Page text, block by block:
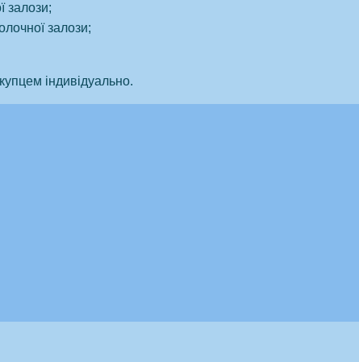
залози;
залози;
індивідуально.